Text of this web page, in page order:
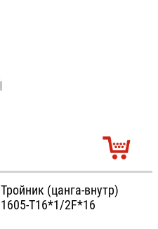
Тройник (цанга-внутр)
1605-T16*1/2F*16